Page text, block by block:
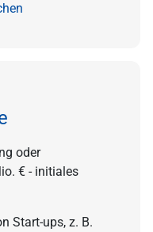
oder
€ - initiales
Start-ups, z. B.